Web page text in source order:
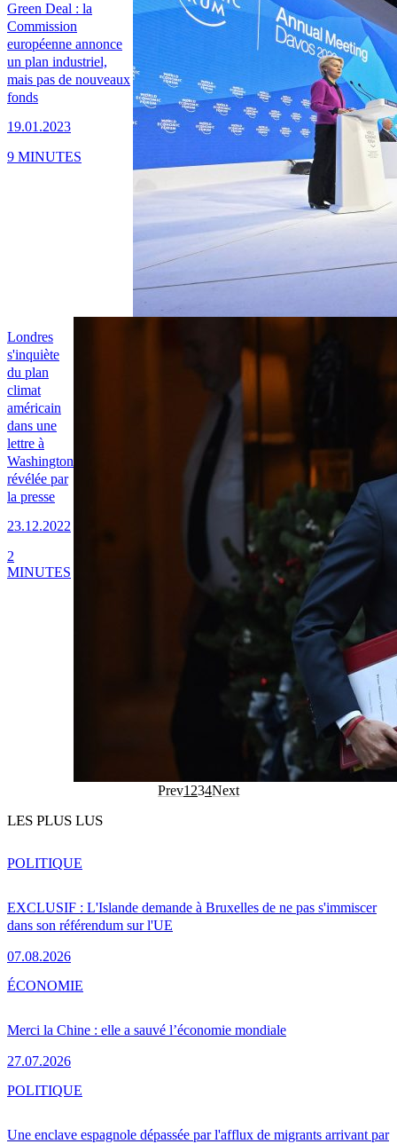
Green Deal : la
Commission
européenne annonce
un plan industriel,
mais pas de nouveaux
fonds
19.01.2023
9 MINUTES
Londres
s'inquiète
du plan
climat
américain
dans une
lettre à
Washington
révélée par
la presse
23.12.2022
2
MINUTES
Prev1 234Next
LES PLUS LUS
EXCLUSIF : L'Islande demande à Bruxelles de ne pas s'immiscer
dans son référendum sur l'UE
07.08.2026
POLITIQUE
Merci la Chine : elle a sauvé l’économie mondiale
27.07.2026
ÉCONOMIE
Une enclave espagnole dépassée par l'afflux de migrants arrivant par
POLITIQUE